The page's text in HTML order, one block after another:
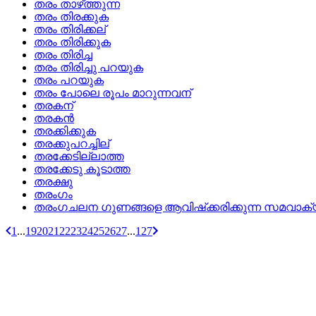
തരം താഴ്‌ത്തുന്ന
തരം തിരക്കുക
തരം തിരിക്കല്
തരം തിരിക്കുക
തരം തിരിച്ച
തരം തിരിച്ചു പറയുക
തരം പറയുക
തരം പോലെ രൂപം മാറുന്നവന്
തരകന്
തരകന്‍
തരക്കിക്കുക
തരക്കുപറച്ചില്
തരക്കേടില്ലാത്ത
തരക്കേടു കൂടാത്ത
തരക്ഷു
തരംഗം
തരംഗചലന ഗുണങ്ങളെ ആവിഷ്‌ക്കരിക്കുന്ന
1 ...192021 222324252627...127